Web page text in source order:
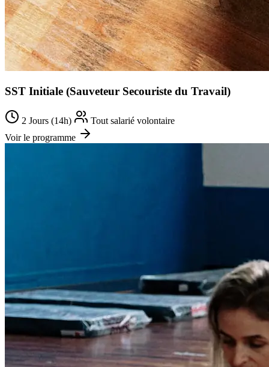
SST Initiale (Sauveteur Secouriste du Travail)
2 Jours (14h)
Tout salarié volontaire
Voir le programme